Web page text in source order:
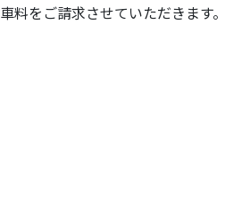
車料をご請求させていただきます。